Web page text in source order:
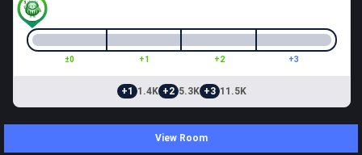
±0 +1 +2 +3
+1 1.4K +2 5.3K +3 11.5K
View Room